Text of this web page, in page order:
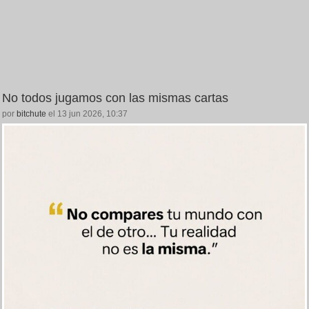
No todos jugamos con las mismas cartas
por bitchute el 13 jun 2026, 10:37